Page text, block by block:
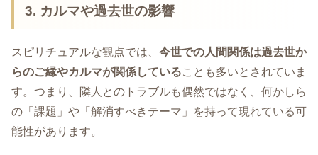
3. カルマや過去世の影響
スピリチュアルな観点では、 今世での人間関係は過去世か
らのご縁やカルマが関係していることも多いとされていま
す。つまり、隣人とのトラブルも偶然ではなく、何かしら
の「課題」や「解消すべきテーマ」を持って現れている可
能性があります。